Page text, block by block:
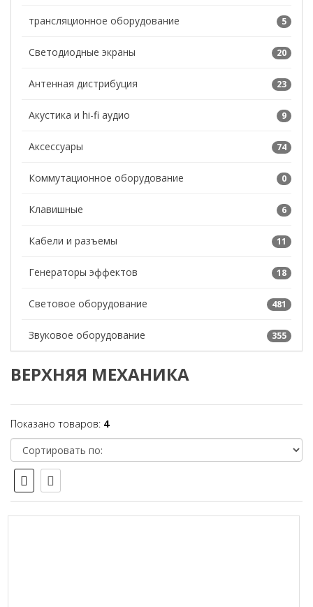
трансляционное оборудование 5
Светодиодные экраны 20
Антенная дистрибуция 23
Акустика и hi-fi аудио 9
Аксессуары 74
Коммутационное оборудование 0
Клавишные 6
Кабели и разъемы 11
Генераторы эффектов 18
Световое оборудование 481
Звуковое оборудование 355
ВЕРХНЯЯ МЕХАНИКА
Показано товаров: 4